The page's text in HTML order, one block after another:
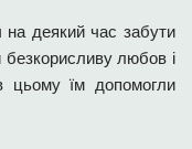
на деякий час забути
безкорисливу любов і
цьому їм допомогли